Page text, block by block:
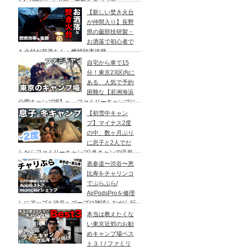
【新しい焚き火台
が仲間入り】長野
県の薗部技研製・
お洒落で初心者で
も火付が超楽ちん・燃焼効率抜群
自宅から車で15
分！東京23区内に
ある、人気で予約
困難な【若洲海浜
公園キャンプ場】へ、ファミリーキャンプに
行ってきた。冬キャンプもキャンプギアを上
手に使えば暖かくて楽しい♪
【初雪中キャン
プ】マイナス2度
の中、数ヶ月ぶり
に息子と2人でだ
らだらファミリーキャンプ/ 冬キャンで温泉
入って焚き火して超絶楽しかった。大野路キ
ャンプ場は結構いいかも
表参道〜渋谷〜恵
比寿をチャリンコ
でぷらぷら/
AirPodsProを修理
しにアップル渋谷へゴープロ雑談しながら行
ってきます。モンクレールの新型ショップも
行ってみました。
本当は教えたくな
い東京近郊のお勧
めキャンプ場ベス
ト３！/ ファミリ